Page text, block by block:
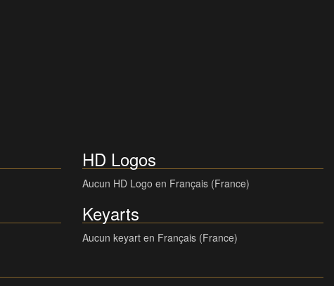
HD Logos
Aucun HD Logo en Français (France)
Keyarts
Aucun keyart en Français (France)